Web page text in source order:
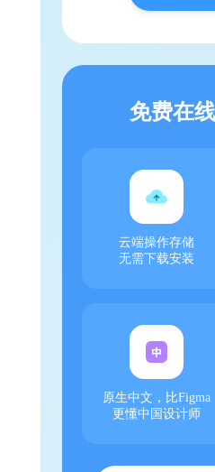
免费在
云端操作存储
无需下载安装
原生中文，比Figma
更懂中国设计师